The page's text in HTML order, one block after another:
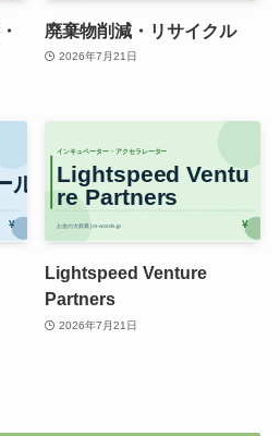
廃棄物削減・リサイクル
2026年7月21日
Lightspeed Venture
Partners
2026年7月21日